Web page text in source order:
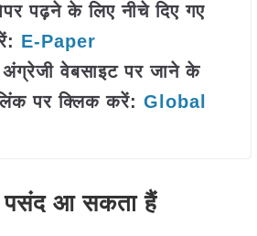
पढ़ने के लिए नीचे दिए गए
E-Paper
वेबसाइट पर जाने के
पर क्लिक करें: Global
पसंद आ सकता हैं